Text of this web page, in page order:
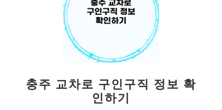
충주 교차로 구인구직 정보 확
인하기